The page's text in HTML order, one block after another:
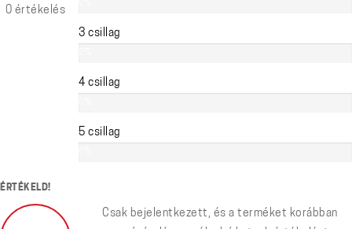
0 értékelés
3 csillag
4 csillag
5 csillag
ÉRTÉKELD!
Csak bejelentkezett, és a terméket korábban